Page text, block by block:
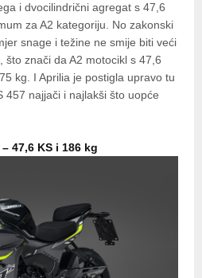
i dvocilindrični agregat s 47,6
za A2 kategoriju. No zakonski
snage i težine ne smije biti veći
što znači da A2 motocikl s 47,6
kg. I Aprilia je postigla upravo tu
457 najjači i najlakši što uopće
47,6 KS i 186 kg